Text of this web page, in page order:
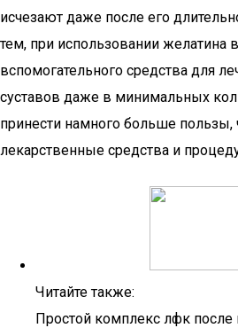
исчезают даже после его
тем, при использовании желатина
вспомогательного средства для
суставов даже в минимальных
принести намного больше
лекарственные средства и
Читайте также:
Простой комплекс лфк после